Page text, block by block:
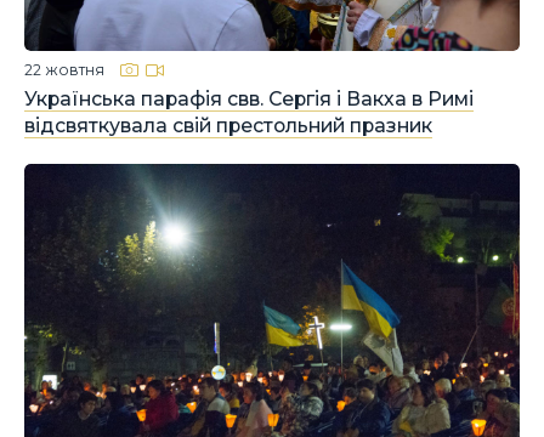
Українська парафія свв. Сергія і Вакха в Римі
відсвяткувала свій престольний празник
22 жовтня